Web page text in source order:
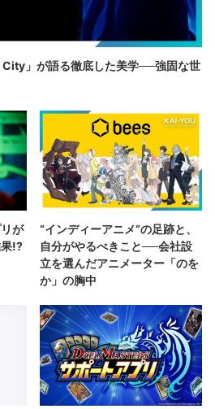
」が語る徹底した美学──強固な世
が
!?
“インディーアニメ“の足跡と、
自分がやるべきこと──会社設
立を選んだアニメーター「のを
か」の胸中